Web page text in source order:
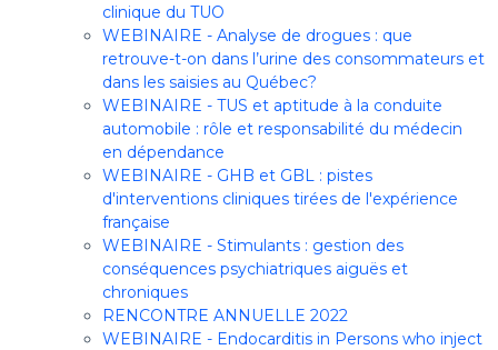
clinique du TUO
WEBINAIRE - Analyse de drogues : que
retrouve-t-on dans l’urine des consommateurs et
dans les saisies au Québec?
WEBINAIRE - TUS et aptitude à la conduite
automobile : rôle et responsabilité du médecin
en dépendance
WEBINAIRE - GHB et GBL : pistes
d'interventions cliniques tirées de l'expérience
française
WEBINAIRE - Stimulants : gestion des
conséquences psychiatriques aiguës et
chroniques
RENCONTRE ANNUELLE 2022
WEBINAIRE - Endocarditis in Persons who inject